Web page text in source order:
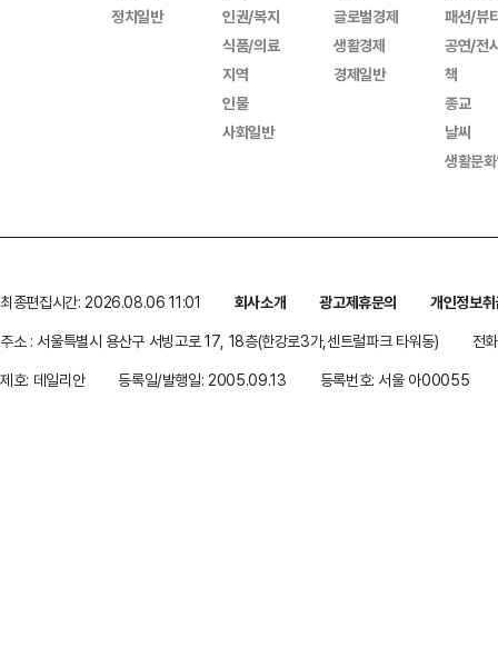
정치일반
인권/복지
식품/의료
지역
인물
사회일반
글로벌경제
생활경제
경제일반
패션/뷰
공연/전
책
종교
날씨
생활문
최종편집시간: 2026.08.06 11:01 회사소개 광고제휴문의
개인정보
주소 : 서울특별시 용산구 서빙고로 17, 18층(한강로3가,센트럴파크 타워동)
전
제호: 데일리안
등록일/발행일: 2005.09.13 등록번호: 서울 아00055